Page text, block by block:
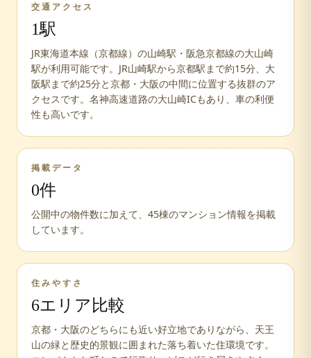
交通アクセス
1駅
JR東海道本線（京都線）の山崎駅・阪急京都線の大山崎
駅が利用可能です。JR山崎駅から京都駅まで約15分、大
阪駅まで約25分と京都・大阪の中間に位置する抜群のア
クセスです。名神高速道路の大山崎ICもあり、車の利便
性も高いです。
掲載データ
0件
公開中の物件数に加えて、 45棟のマンション情報を掲載
しています。
住みやすさ
6エリア比較
京都・大阪のどちらにも近い好立地でありながら、天王
山の緑と歴史的景観に囲まれた落ち着いた住環境です。